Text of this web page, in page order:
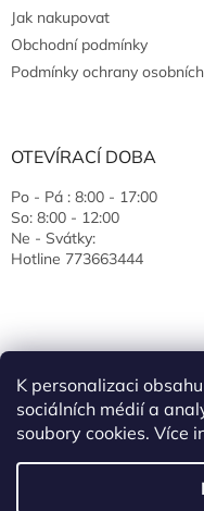
K personalizaci
sociálních médií a
soubory cookies. Více
Jak nakupovat
Obchodní podmínky
Podmínky ochrany
OTEVÍRACÍ DOBA
Po - Pá : 8:00 - 17:00
So: 8:00 - 12:00
Ne - Svátky:
Hotline 773663444